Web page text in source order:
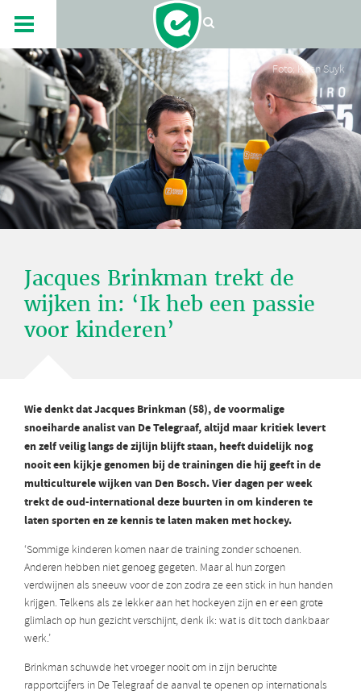
Foto: Koen Suyk
Jacques Brinkman trekt de
wijken in: ‘Ik heb een passie
voor kinderen’
Wie denkt dat Jacques Brinkman (58), de voormalige
snoeiharde analist van De Telegraaf, altijd maar kritiek levert
en zelf veilig langs de zijlijn blijft staan, heeft duidelijk nog
nooit een kijkje genomen bij de trainingen die hij geeft in de
multiculturele wijken van Den Bosch. Vier dagen per week
trekt de oud-international deze buurten in om kinderen te
laten sporten en ze kennis te laten maken met hockey.
‘Sommige kinderen komen naar de training zonder schoenen.
Anderen hebben niet genoeg gegeten. Maar al hun zorgen
verdwijnen als sneeuw voor de zon zodra ze een stick in hun handen
krijgen. Telkens als ze lekker aan het hockeyen zijn en er een grote
glimlach op hun gezicht verschijnt, denk ik: wat is dit toch dankbaar
werk.’
Brinkman schuwde het vroeger nooit om in zijn beruchte
rapportcijfers in De Telegraaf de aanval te openen op internationals